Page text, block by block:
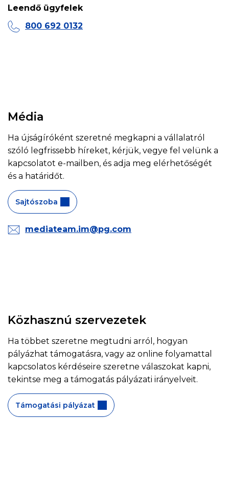
Leendő ügyfelek
800 692 0132
Média
Ha újságíróként szeretné megkapni a vállalatról
szóló legfrissebb híreket, kérjük, vegye fel velünk a
kapcsolatot e-mailben, és adja meg elérhetőségét
és a határidőt.
Sajtószoba
mediateam.im@pg.com
Közhasznú szervezetek
Ha többet szeretne megtudni arról, hogyan
pályázhat támogatásra, vagy az online folyamattal
kapcsolatos kérdéseire szeretne válaszokat kapni,
tekintse meg a támogatás pályázati irányelveit.
Támogatási pályázat